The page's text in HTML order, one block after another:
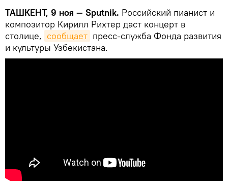
ТАШКЕНТ, 9 ноя — Sputnik. Российский пианист и
композитор Кирилл Рихтер даст концерт в
столице, сообщает пресс-служба Фонда развития
и культуры Узбекистана.